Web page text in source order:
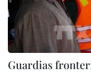
Guardias